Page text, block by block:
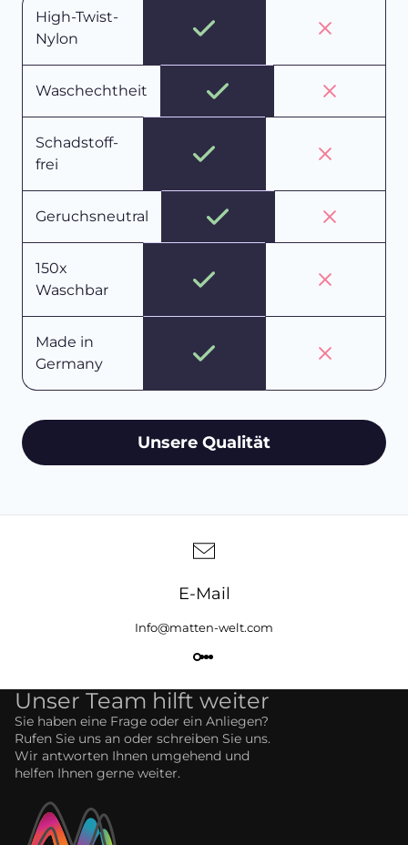
High-Twist-
Nylon
Waschechtheit
Schadstoff-
frei
Geruchsneutral
150x
Waschbar
Made in
Germany
Unsere Qualität
E-Mail
Info@matten-welt.com
Unser Team hilft weiter
Sie haben eine Frage oder ein Anliegen?
Rufen Sie uns an oder schreiben Sie uns.
Wir antworten Ihnen umgehend und
helfen Ihnen gerne weiter.